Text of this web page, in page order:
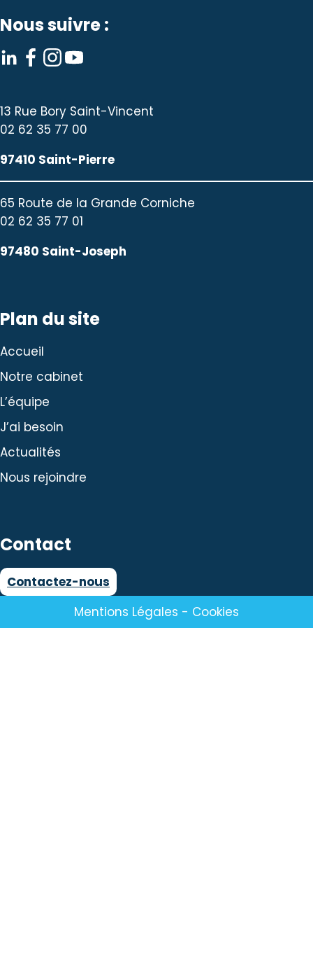
Nous suivre :
13 Rue Bory Saint-Vincent
02 62 35 77 00
97410 Saint-Pierre
65 Route de la Grande Corniche
02 62 35 77 01
97480 Saint-Joseph
Plan du site
Accueil
Notre cabinet
L’équipe
J’ai besoin
Actualités
Nous rejoindre
Contact
Contactez-nous
Mentions Légales - Cookies